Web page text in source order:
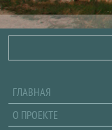
ГЛАВНАЯ
О ПРОЕКТЕ